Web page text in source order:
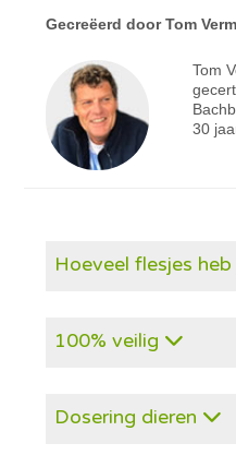
Gecreëerd doorTom
Tom
30
Hoeveel flesjes
100% veilig
Dosering dieren